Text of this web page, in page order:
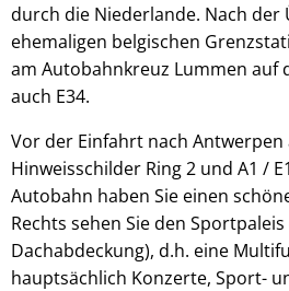
durch die Niederlande. Nach
ehemaligen belgischen
am Autobahnkreuz Lummen auf
auch E34.
Vor der Einfahrt nach Antwerpen
Hinweisschilder Ring 2 und A1 /
Autobahn haben Sie einen
Rechts sehen Sie den
Dachabdeckung), d.h. eine
hauptsächlich Konzerte, Sport-